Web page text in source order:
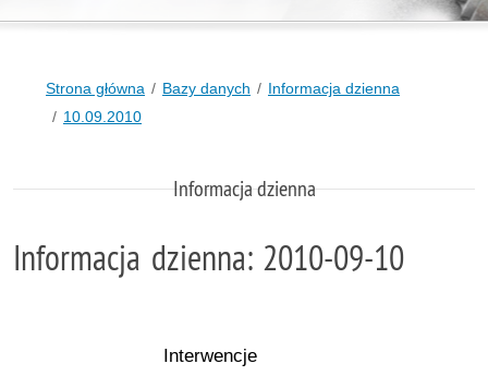
Strona główna Bazy danych
Informacja dzienna
10.09.2010
Informacja dzienna
Informacja dzienna: 2010-09-10
Interwencje